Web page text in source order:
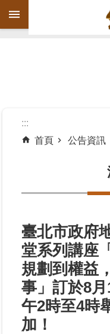
跳到主要內容區塊
紹
公
告
資
訊
業
務
專
:::
首頁
公告資訊
臺北市政府
堂系列講座
規劃到權益
事」訂於8
午2時至4時
加！